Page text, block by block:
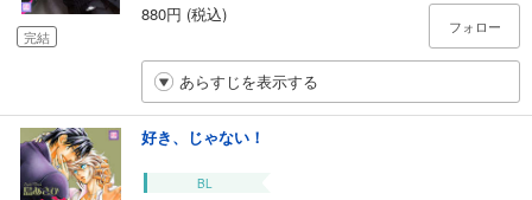
完結
880円 (税込)
フォロー
あらすじを表示する
好き、じゃない！
BL